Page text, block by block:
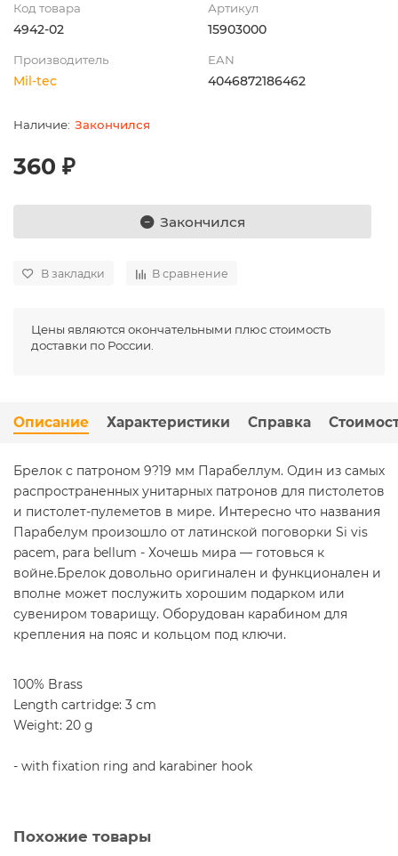
Код товара
4942-02
Артикул
15903000
Производитель
Mil-tec
EAN
4046872186462
Закончился
360 ₽
Закончился
В закладки В сравнение
Цены являются окончательными плюс стоимость
доставки по России.
Описание Характеристики Справка
Брелок с патроном 9?19 мм Парабеллум. Один из самых
распространенных унитарных патронов для пистолетов
и пистолет-пулеметов в мире. Интересно что названия
Парабелум произошло от латинской поговорки Si vis
pacem, para bellum - Хочешь мира — готовься к
войне.Брелок довольно оригинален и функционален и
вполне может послужить хорошим подарком или
сувениром товарищу. Оборудован карабином для
крепления на пояс и кольцом под ключи.
100% Brass
Length cartridge: 3 cm
Weight: 20 g
- with fixation ring and karabiner hook
Похожие товары